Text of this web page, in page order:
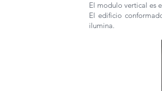
El modulo vertical es
El edificio
ilumina.